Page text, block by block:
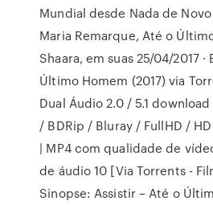
Mundial desde Nada de
Maria Remarque, Até o
Shaara, em suas 25/04/2017
Último Homem (2017) via
Dual Áudio 2.0 / 5.1
/ BDRip / Bluray / FullHD /
| MP4 com qualidade de
de áudio 10 [Via Torrents -
Sinopse: Assistir – Até o